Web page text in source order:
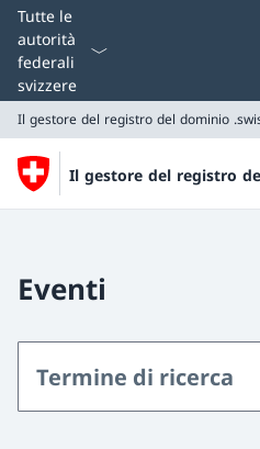
Tutte le
autorità
federali
svizzere
Il gestore del registro del dominio
Il gestore del registro
Eventi